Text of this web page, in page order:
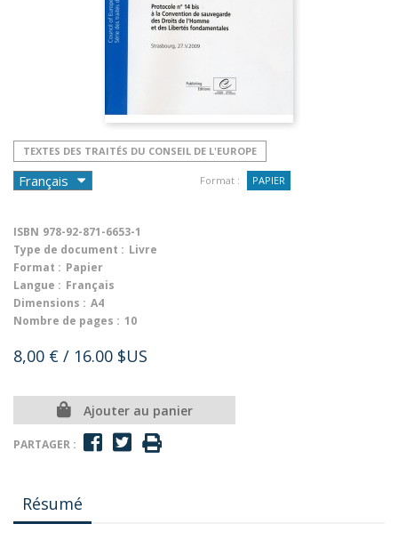
TEXTES DES TRAITÉS DU CONSEIL DE L'EUROPE
Format : PAPIER
ISBN 978-92-871-6653-1
Type de document : Livre
Format : Papier
Langue : Français
Dimensions : A4
Nombre de pages : 10
8,00 € / 16.00 $US
Ajouter au panier
PARTAGER :
Résumé